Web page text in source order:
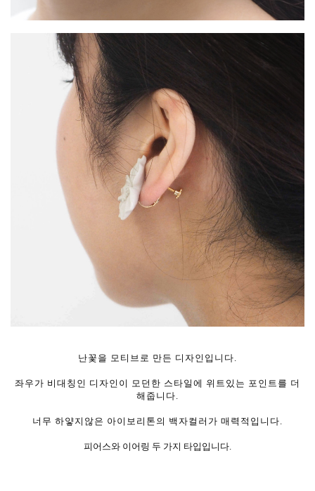
난꽃을 모티브로 만든 디자인입니다.
좌우가 비대칭인 디자인이 모던한 스타일에 위트있는 포인트를 더
해줍니다.
너무 하얗지않은 아이보리톤의 백자컬러가 매력적입니다.
피어스와 이어링 두 가지 타입입니다.